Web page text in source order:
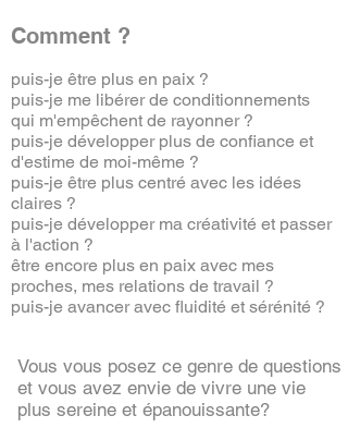
Comment ?
puis-je être plus en paix ?
puis-je me libérer de conditionnements
qui m'empêchent de rayonner ?
puis-je développer plus de confiance et
d'estime de moi-même ?
puis-je être plus centré avec les idées
claires ?
puis-je développer ma créativité et passer
à l'action ?
être encore plus en paix avec mes
proches, mes relations de travail ?
puis-je avancer avec fluidité et sérénité ?
Vous vous posez ce genre de questions
et vous avez envie de vivre une vie
plus sereine et épanouissante?